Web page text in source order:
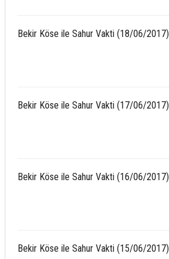
Bekir Köse ile Sahur Vakti (18/06/2017)
Bekir Köse ile Sahur Vakti (17/06/2017)
Bekir Köse ile Sahur Vakti (16/06/2017)
Bekir Köse ile Sahur Vakti (15/06/2017)